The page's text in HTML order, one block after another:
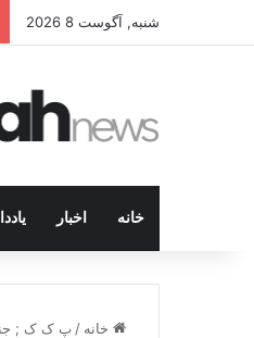
شنبه, آگوست 8 2026
خانه اخبار
خانه / پ ک ک ;